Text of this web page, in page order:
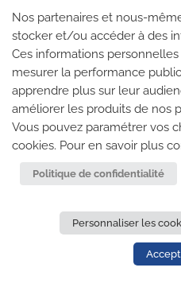
LES SALLES CLIMB UP
Climb Up vous accueille
France
TROUVE TA SALLE
REJOIGNEZ-NOUS-
MENTIONS LÉGALES
DROITS
Nos partenaires et nous-
stocker et/ou accéder à des
Ces informations
mesurer la performance
apprendre plus sur leur
améliorer les produits de nos
Vous pouvez paramétrer vos
cookies. Pour en savoir plus
Politique de confidentialité
Personnaliser les